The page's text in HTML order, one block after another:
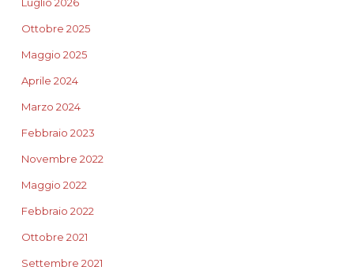
Ottobre 2025
Maggio 2025
Aprile 2024
Marzo 2024
Febbraio 2023
Novembre 2022
Maggio 2022
Febbraio 2022
Ottobre 2021
Settembre 2021